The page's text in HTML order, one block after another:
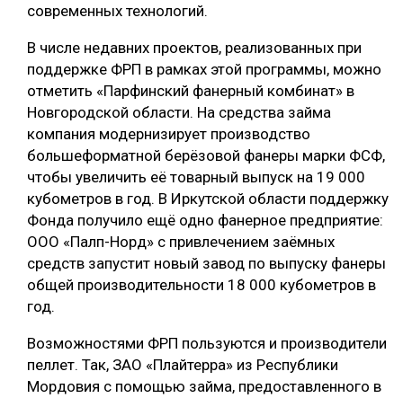
современных технологий.
В числе недавних проектов, реализованных при
поддержке ФРП в рамках этой программы, можно
отметить «Парфинский фанерный комбинат» в
Новгородской области. На средства займа
компания модернизирует производство
большеформатной берёзовой фанеры марки ФСФ,
чтобы увеличить её товарный выпуск на 19 000
кубометров в год. В Иркутской области поддержку
Фонда получило ещё одно фанерное предприятие:
ООО «Палп-Норд» с привлечением заёмных
средств запустит новый завод по выпуску фанеры
общей производительности 18 000 кубометров в
год.
Возможностями ФРП пользуются и производители
пеллет. Так, ЗАО «Плайтерра» из Республики
Мордовия с помощью займа, предоставленного в